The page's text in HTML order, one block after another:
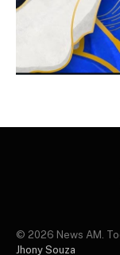
© 2026 News AM.
Jhony Souza